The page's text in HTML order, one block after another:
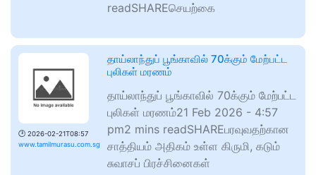
readSHAREசெயற்கை
🕑 2026-02-21T08:57
www.tamilmurasu.com.sg
தாய்லாந்துப் பூங்காவில் 70க்கும் மேற்பட்ட
புலிகள் மரணம்
தாய்லாந்துப் பூங்காவில் 70க்கும் மேற்பட்ட
புலிகள் மரணம்21 Feb 2026 - 4:57
pm2 mins readSHAREபரவுவதற்கான
சாத்தியம் அதிகம் உள்ள கிருமி, கடும்
சுவாசப் பிரச்சினைகள்